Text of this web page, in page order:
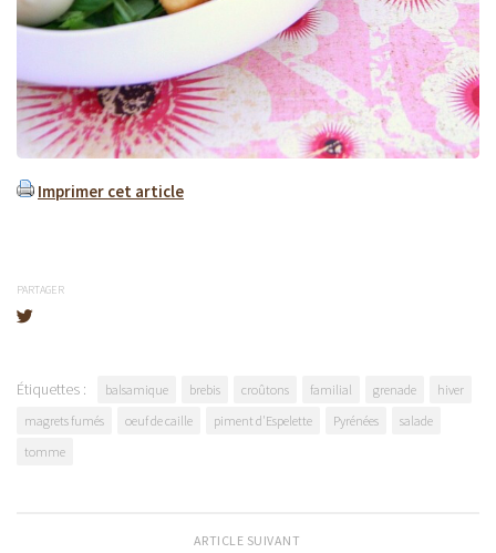
Imprimer cet article
PARTAGER
Étiquettes : balsamique brebis croûtons familial grenade
hiver
magrets fumés
oeuf de caille piment d'Espelette Pyrénées
salade
tomme
ARTICLE SUIVANT